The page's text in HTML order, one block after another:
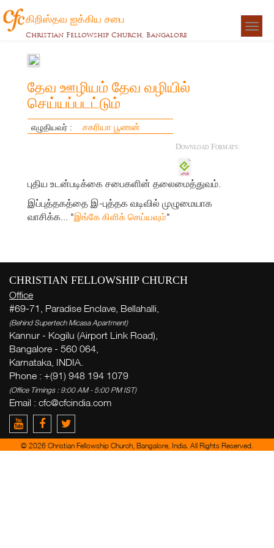
கிறிஸ்தவ ஐக்கிய சபை
Christian Fellowship Church, Bangalore
தேவ ஊழியம் தேவ வழியில்
செய்யப்படட்டும்
எழுதியவர் : சகரியா பூணன்
Download Formats:
புதிய உடன்படிக்கை சபைகளின் தலைமைத்துவம்.
இப்புத்தகத்தை இ-புத்தக வடிவில் முழுமையாக
வாசிக்க... "இங்கே கிளிக் செய்யவும்"
CHRISTIAN FELLOWSHIP CHURCH
Office
#69-71, Paradise Enclave, Bellahalli,
(Behind Supertech Micasa Apartment)
Kannur - Kogilu (Airport Link Road),
Bangalore - 560 064,
Karnataka, INDIA.
Phone : +(91) 948 194 1079
(Office Timings : 9:00 AM - 5:00 PM IST)
Email : cfc@cfcindia.com
© 2026 Christian Fellowship Church, Bangalore, India. All Rights Reserved.